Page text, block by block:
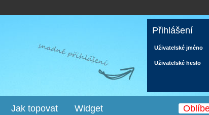
Přihlášení
Uživatelské jméno
Uživatelské heslo
Jak topovat Widget